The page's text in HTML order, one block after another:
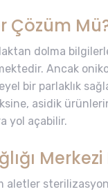
Çözüm
dolma
Ancak
bir parlaklık
asidik
yol açabilir.
Merkezi
sterilizasyon